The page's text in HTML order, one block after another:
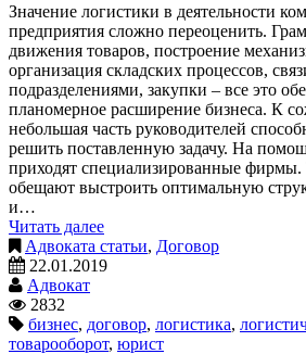
Значение логистики в деятельности
предприятия сложно переоценить.
движения товаров, построение
организация складских процессов,
подразделениями, закупки – все это
планомерное расширение бизнеса. К
небольшая часть руководителей
решить поставленную задачу. На
приходят специализированные фирмы.
обещают выстроить оптимальную
и…
Читать далее
Адвоката статьи, Договор
22.01.2019
Адвокат
2832
бизнес, договор, логистика,
товарооборот, юрист